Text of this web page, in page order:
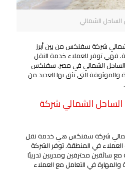
الساحل الشمالي
شركة سفنكس من بين أبرز
فهي توفر للعملاء خدمة النقل
الساحل الشمالي في مصر. سفنكس
والموثوقة التي تثق بها العديد من
الشمالي شركة
شركة سفنكس هي خدمة نقل
العملاء في المنطقة. توفر الشركة
سائقين محترفين ومدربين تدريبًا
والمهارة في التعامل مع العملاء